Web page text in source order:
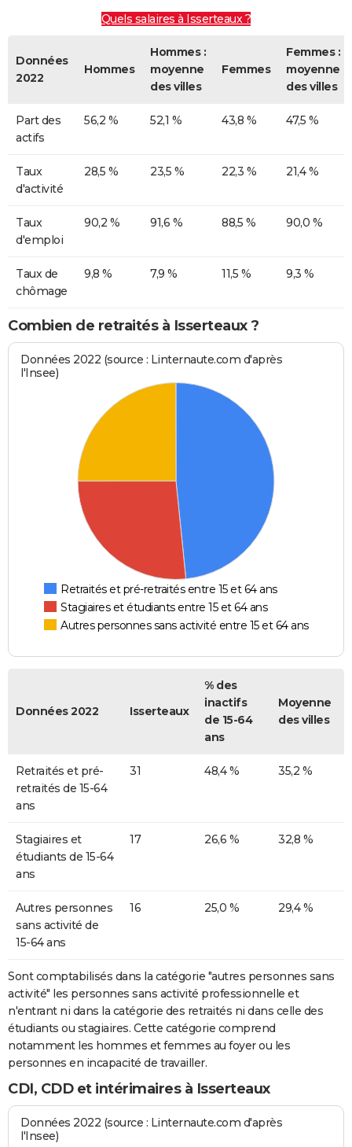
Quels salaires à Isserteaux ?
Données
2022
Hommes
Hommes :
moyenne
des villes
Femmes
Femmes :
moyenne
des villes
Part des
actifs
56,2 % 52,1 % 43,8 % 47,5 %
Taux
d'activité
28,5 % 23,5 % 22,3 % 21,4 %
Taux
d'emploi
90,2 % 91,6 % 88,5 % 90,0 %
Taux de
chômage
9,8 % 7,9 % 11,5 % 9,3 %
Combien de retraités à Isserteaux ?
Données 2022 (source : Linternaute.com d'après
l'Insee)
Retraités et pré-retraités entre 15 et 64 ans
Stagiaires et étudiants entre 15 et 64 ans
Autres personnes sans activité entre 15 et 64 ans
Données 2022 Isserteaux
% des
inactifs
de 15-64
ans
Moyenne
des villes
Retraités et pré-
retraités de 15-64
ans
31 48,4 % 35,2 %
Stagiaires et
étudiants de 15-64
ans
17 26,6 % 32,8 %
Autres personnes
sans activité de
15-64 ans
16 25,0 % 29,4 %
Sont comptabilisés dans la catégorie "autres personnes sans
activité" les personnes sans activité professionnelle et
n'entrant ni dans la catégorie des retraités ni dans celle des
étudiants ou stagiaires. Cette catégorie comprend
notamment les hommes et femmes au foyer ou les
personnes en incapacité de travailler.
CDI, CDD et intérimaires à Isserteaux
Données 2022 (source : Linternaute.com d'après
l'Insee)